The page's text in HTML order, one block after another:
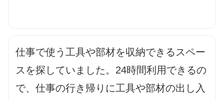
仕事で使う工具や部材を収納できるスペー
スを探していました。24時間利用できるの
で、仕事の行き帰りに工具や部材の出し入